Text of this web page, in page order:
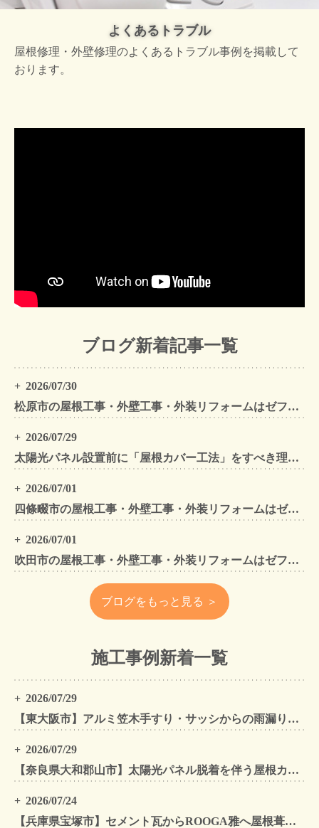
よくあるトラブル
屋根修理・外壁修理のよくあるトラブル事例を掲載して
おります。
ブログ新着記事一覧
2026/07/30
松原市の屋根工事・外壁工事・外装リフォームはゼファン！松原市内の工事事例もご紹介
2026/07/29
太陽光パネル設置前に「屋根カバー工法」をすべき理由！葺き替えとの違いや費用・雨漏り対策をプロが解説
2026/07/01
四條畷市の屋根工事・外壁工事・外装リフォームはゼファン！四條畷内の工事事例もご紹介
2026/07/01
吹田市の屋根工事・外壁工事・外装リフォームはゼファン！吹田市内の工事事例もご紹介
ブログをもっと見る ＞
施工事例新着一覧
2026/07/29
【東大阪市】アルミ笠木手すり・サッシからの雨漏りを解消｜外壁金属サイディングカバー工法
2026/07/29
【奈良県大和郡山市】太陽光パネル脱着を伴う屋根カバー工法・外壁カバー工法・外壁塗装工事｜スーパーガルテクト施工事例
2026/07/24
【兵庫県宝塚市】セメント瓦からROOGA雅へ屋根葺き替え モダングレーで軽量化・外壁塗装も同時施工